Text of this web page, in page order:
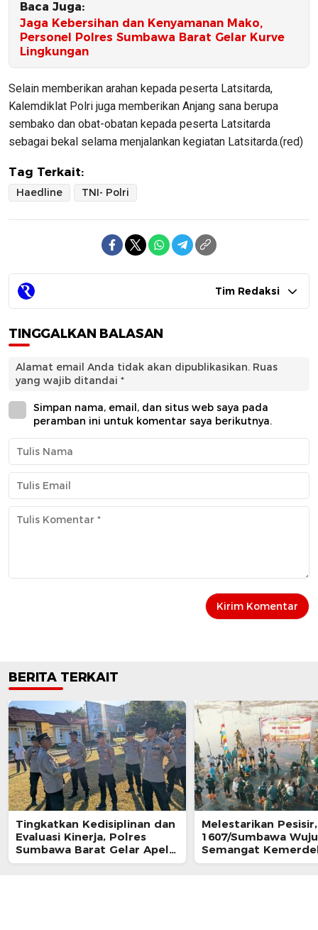
Baca Juga:
Jaga Kebersihan dan Kenyamanan Mako,
Personel Polres Sumbawa Barat Gelar Kurve
Lingkungan
Selain memberikan arahan kepada peserta Latsitarda,
Kalemdiklat Polri juga memberikan Anjang sana berupa
sembako dan obat-obatan kepada peserta Latsitarda
sebagai bekal selama menjalankan kegiatan Latsitarda.(red)
Tag Terkait:
Haedline TNI- Polri
Tim Redaksi
TINGGALKAN BALASAN
Alamat email Anda tidak akan dipublikasikan. Ruas
yang wajib ditandai *
Simpan nama, email, dan situs web saya pada
peramban ini untuk komentar saya berikutnya.
BERITA TERKAIT
Tingkatkan Kedisiplinan dan
Evaluasi Kinerja, Polres
Sumbawa Barat Gelar Apel
Fungsi
‎Melestarikan
1607/Sumbawa
Semangat
Lewat Aksi Nyata